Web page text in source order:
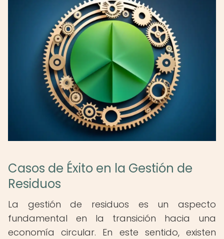
Casos de Éxito en la Gestión de
Residuos
La gestión de residuos es un aspecto
fundamental en la transición hacia una
economía circular. En este sentido, existen